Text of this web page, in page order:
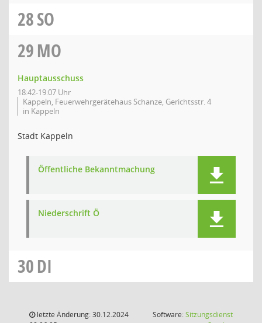
28SO
29MO
Hauptausschuss
18:42-19:07 Uhr
Kappeln, Feuerwehrgerätehaus Schanze, Gerichtsstr. 4
in Kappeln
Stadt Kappeln
Öffentliche Bekanntmachung
Niederschrift Ö
30DI
letzte Änderung: 30.12.2024
Software:Sitzungsdienst